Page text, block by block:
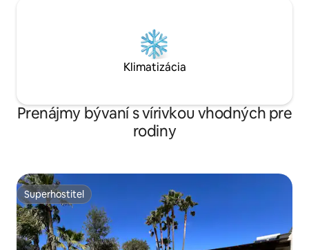
Klimatizácia
Prenájmy bývaní s vírivkou vhodných pre
rodiny
Superhostiteľ
Superhostiteľ